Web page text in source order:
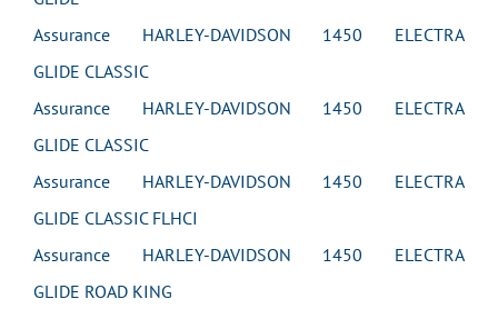
Assurance HARLEY-DAVIDSON 1450 ELECTRA
GLIDE CLASSIC
Assurance HARLEY-DAVIDSON 1450 ELECTRA
GLIDE CLASSIC
Assurance HARLEY-DAVIDSON 1450 ELECTRA
GLIDE CLASSIC FLHCI
Assurance HARLEY-DAVIDSON 1450 ELECTRA
GLIDE ROAD KING